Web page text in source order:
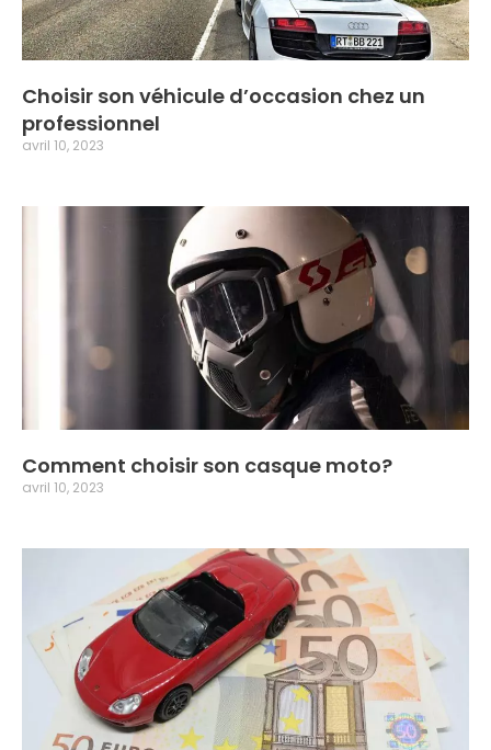
Choisir son véhicule d’occasion chez un
professionnel
avril 10, 2023
Comment choisir son casque moto?
avril 10, 2023